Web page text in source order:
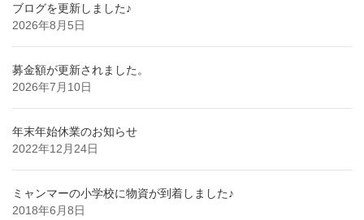
ブログを更新しました♪
2026年8月5日
募金額が更新されました。
2026年7月10日
年末年始休業のお知らせ
2022年12月24日
ミャンマーの小学校に物資が到着しました♪
2018年6月8日